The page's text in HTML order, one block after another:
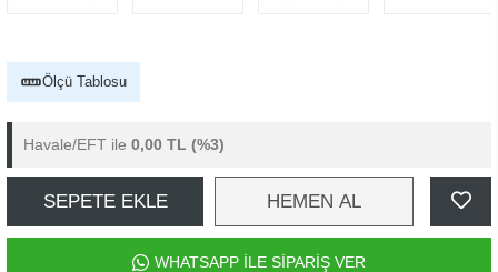
Ölçü Tablosu
Havale/EFT ile 0,00 TL (%3)
SEPETE EKLE HEMEN AL
WHATSAPP İLE SİPARİŞ VER